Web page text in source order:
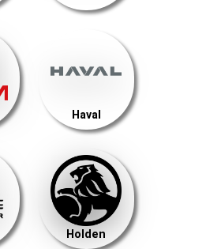
Haval
Holden